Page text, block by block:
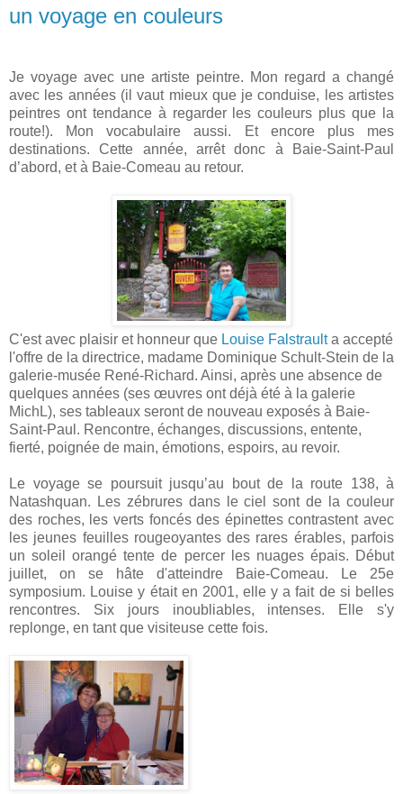
un voyage en couleurs
Je voyage avec une artiste peintre. Mon regard a changé
avec les années (il vaut mieux que je conduise, les artistes
peintres ont tendance à regarder les couleurs plus que la
route!). Mon vocabulaire aussi. Et encore plus mes
destinations. Cette année, arrêt donc à Baie-Saint-Paul
d’abord, et à Baie-Comeau au retour.
C'est avec plaisir et honneur que Louise Falstraulta accepté
l'offre de la directrice, madame Dominique Schult-Stein de la
galerie-musée René-Richard. Ainsi, après une absence de
quelques années (ses œuvres ont déjà été à la galerie
MichL), ses tableaux seront de nouveau exposés à Baie-
Saint-Paul. Rencontre, échanges, discussions, entente,
fierté, poignée de main, émotions, espoirs, au revoir.
Le voyage se poursuit jusqu’au bout de la route 138, à
Natashquan. Les zébrures dans le ciel sont de la couleur
des roches, les verts foncés des épinettes contrastent avec
les jeunes feuilles rougeoyantes des rares érables, parfois
un soleil orangé tente de percer les nuages épais. Début
juillet, on se hâte d'atteindre Baie-Comeau. Le 25e
symposium. Louise y était en 2001, elle y a fait de si belles
rencontres. Six jours inoubliables, intenses. Elle s'y
replonge, en tant que visiteuse cette fois.